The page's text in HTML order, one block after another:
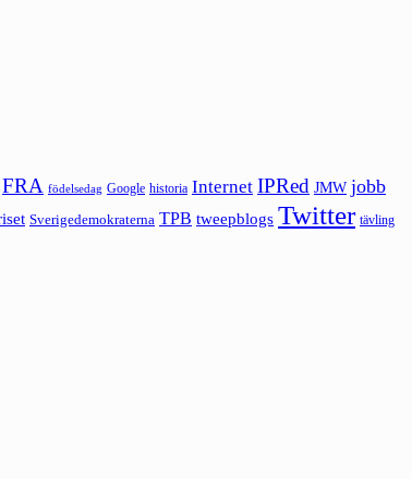
FRA födelsedag Google historia Internet IPRed JMW jobb
Sverigedemokraterna TPB tweepblogs Twitter tävling